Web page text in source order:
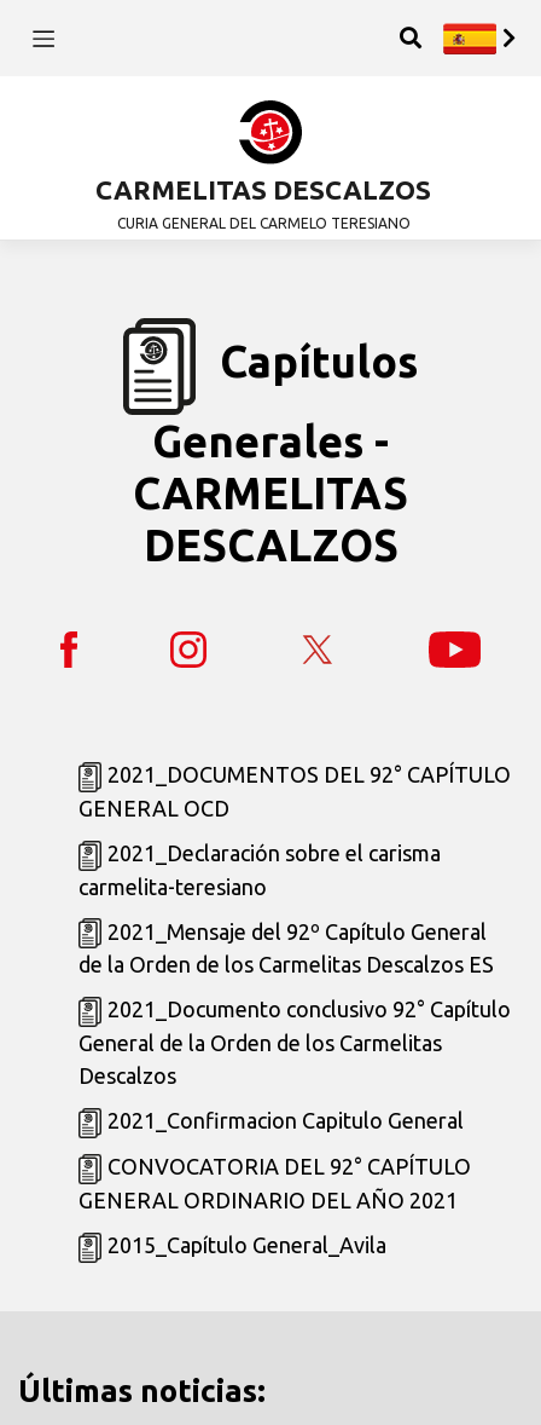
CARMELITAS DESCALZOS
CURIA GENERAL DEL CARMELO TERESIANO
Capítulos
Generales -
CARMELITAS
DESCALZOS
2021_DOCUMENTOS DEL 92° CAPÍTULO
GENERAL OCD
2021_Declaración sobre el carisma
carmelita-teresiano
2021_Mensaje del 92º Capítulo General
de la Orden de los Carmelitas Descalzos ES
2021_Documento conclusivo 92° Capítulo
General de la Orden de los Carmelitas
Descalzos
2021_Confirmacion Capitulo General
CONVOCATORIA DEL 92° CAPÍTULO
GENERAL ORDINARIO DEL AÑO 2021
2015_Capítulo General_Avila
Últimas noticias: